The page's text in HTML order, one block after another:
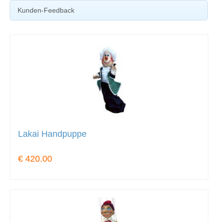
Kunden-Feedback
Lakai Handpuppe
€ 420.00